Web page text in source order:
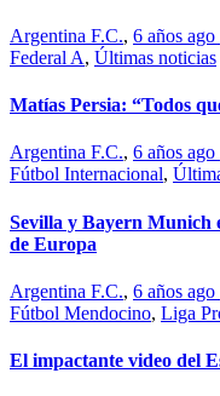
Argentina F.C., 6 años ago
Federal A, Últimas noticias
Matías Persia: “Todos
Argentina F.C., 6 años ago
Fútbol Internacional,
Sevilla y Bayern Munich
de Europa
Argentina F.C., 6 años ago
Fútbol Mendocino, Liga
El impactante video del